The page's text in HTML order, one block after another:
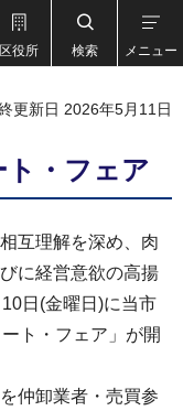
区役所 検索 メニュー
更新日 2026年5月11日
ト・フェア
互理解を深め、肉
に経営意欲の高揚
日(金曜日)に当市
ト・フェア」が開
仲卸業者・売買参